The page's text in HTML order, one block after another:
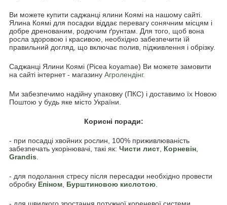
Ви можете купити саджанці ялини Коямі на нашому сайті.
Ялина Коямі для посадки віддає перевагу сонячним місцям і
добре дренованим, родючим ґрунтам. Для того, щоб вона
росла здоровою і красивою, необхідно забезпечити їй
правильний догляд, що включає полив, підживлення і обрізку.
Саджанці Ялини Коямі (Picea koyamae) Ви можете замовити
на сайті інтернет - магазину Агролендінг.
Ми забезпечимо надійну упаковку (ПКС) і доставимо їх Новою
Поштою у будь яке місто України.
Корисні поради:
- при посадці хвойних рослин, 100% приживлюваність
забезпечать укорінювачі, такі як: Чисти лист Корневін
Grandis
- для подолання стресу після пересадки необхідно провести
обробку Епіном Бурштиновою кислотою
- для швидкого зростання потужної кореневої системи,